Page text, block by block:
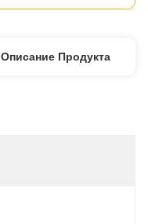
Описание Продукта